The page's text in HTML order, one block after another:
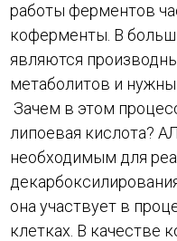
работы ферментов
коферменты. В
являются
метаболитов и
Зачем в этом
липоевая кислота?
необходимым для
она участвует в
клетках. В качестве